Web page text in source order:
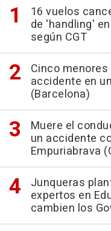
16 vuelos
de 'handling'
según CGT
Cinco
accidente en
(Barcelona)
Muere el
un accidente
Empuriabrava
Junqueras
expertos en
cambien los